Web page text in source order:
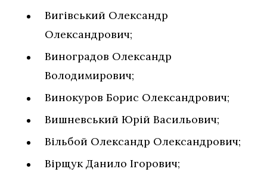
Вигівський Олександр
Олександрович;
Виноградов Олександр
Володимирович;
Винокуров Борис Олександрович;
Вишневський Юрій Васильович;
Вільбой Олександр Олександрович;
Вірщук Данило Ігорович;